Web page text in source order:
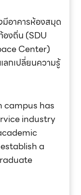
อาคารห้องสมุด
งถิ่น (SDU
Center)
ลกเปลี่ยนความรู้
campus has
industry
a